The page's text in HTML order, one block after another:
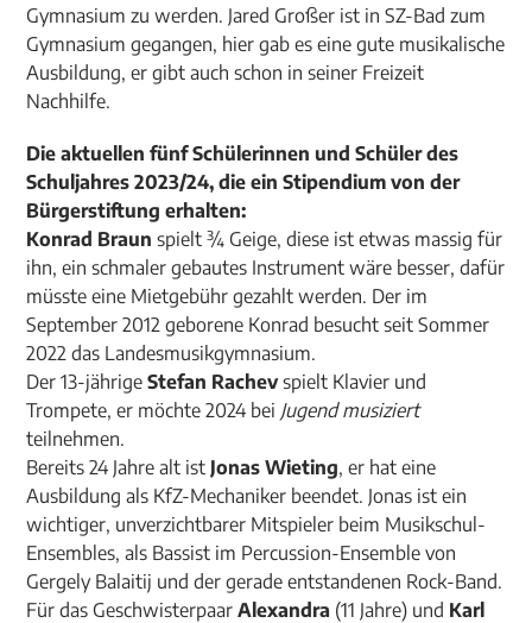
Gymnasium zu werden. Jared Großer ist in SZ-Bad zum
Gymnasium gegangen, hier gab es eine gute musikalische
Ausbildung, er gibt auch schon in seiner Freizeit
Nachhilfe.
Die aktuellen fünf Schülerinnen und Schüler des
Schuljahres 2023/24, die ein Stipendium von der
Bürgerstiftung erhalten:
Konrad Braun spielt ¾ Geige, diese ist etwas massig für
ihn, ein schmaler gebautes Instrument wäre besser, dafür
müsste eine Mietgebühr gezahlt werden. Der im
September 2012 geborene Konrad besucht seit Sommer
2022 das Landesmusikgymnasium.
Der 13-jährigeStefan Rachevspielt Klavier und
Trompete, er möchte 2024 bei Jugend musiziert
teilnehmen.
Bereits 24 Jahre alt istJonas Wieting, er hat eine
Ausbildung als KfZ-Mechaniker beendet. Jonas ist ein
wichtiger, unverzichtbarer Mitspieler beim Musikschul-
Ensembles, als Bassist im Percussion-Ensemble von
Gergely Balaitij und der gerade entstandenen Rock-Band.
Für das GeschwisterpaarAlexandra (11 Jahre) und Karl